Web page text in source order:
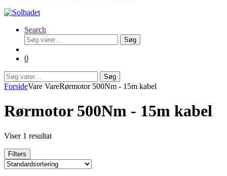
Search
Søg
efter:
Søg
0
Søg
efter:
Søg
ForsideVare VareRørmotor 500Nm - 15m kabel
Rørmotor 500Nm - 15m kabel
Viser 1 resultat
Filters